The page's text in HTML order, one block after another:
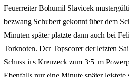
Feuerreiter Bohumil Slavicek
bezwang Schubert gekonnt über dem
Minuten später platzte dann auch bei
Torknoten. Der Topscorer der letzten
Schuss ins Kreuzeck zum 3:5 im
Ebenfalls nur eine Minute später